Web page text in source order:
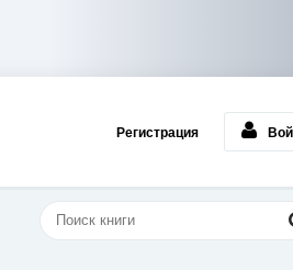
Регистрация